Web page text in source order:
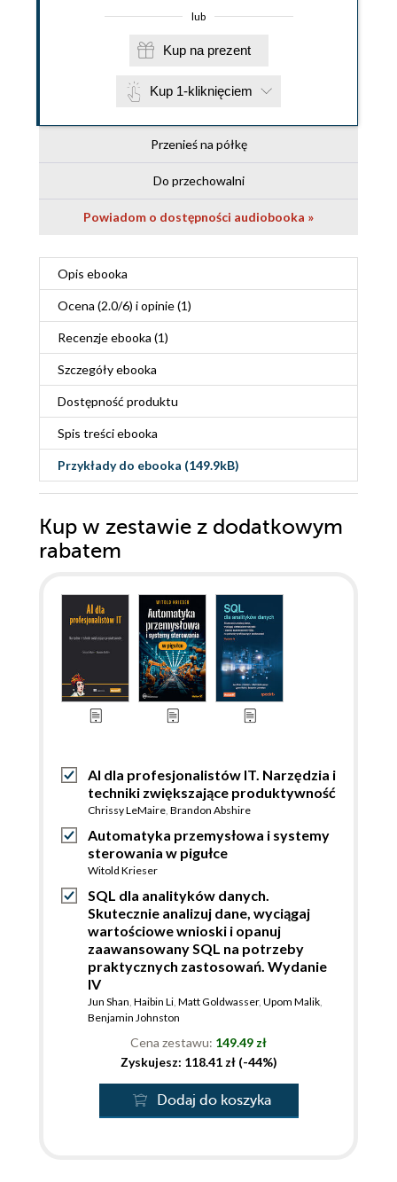
lub
Kup na prezent
Kup 1-kliknięciem
Przenieś na półkę
Do przechowalni
Powiadom o dostępności audiobooka »
Opis ebooka
Ocena (2.0/6) i opinie (1)
Recenzjeebooka (1)
Szczegółyebooka
Dostępność produktu
Spis treściebooka
Przykłady do ebooka (149.9kB)
Kup w zestawie z dodatkowym
rabatem
AI dla profesjonalistów IT. Narzędzia i
techniki zwiększające produktywność
Chrissy LeMaire, Brandon Abshire
Automatyka przemysłowa i systemy
sterowania w pigułce
Witold Krieser
SQL dla analityków danych.
Skutecznie analizuj dane, wyciągaj
wartościowe wnioski i opanuj
zaawansowany SQL na potrzeby
praktycznych zastosowań. Wydanie
IV
Jun Shan, Haibin Li, Matt Goldwasser, Upom Malik,
Benjamin Johnston
Cena zestawu: 149.49 zł
Zyskujesz: 118.41 zł (-44%)
Dodaj do koszyka